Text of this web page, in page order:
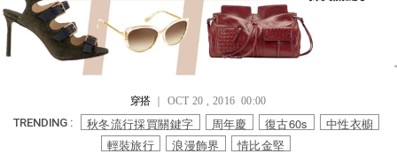
穿搭｜ OCT 20 , 2016 00:00
TRENDING : 秋冬流行採買關鍵字 周年慶 復古60s
中性衣櫥
輕裝旅行
浪漫飾界 情比金堅